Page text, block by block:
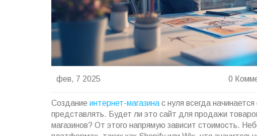
фев, 7 2025 0
Создание интернет-магазина с нуля всегда
представлять. Будет ли это сайт для продажи
магазинов? От этого напрямую зависит стоимость.